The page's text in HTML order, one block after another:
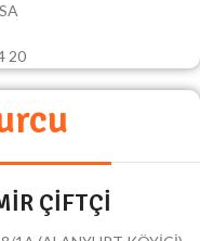
20
ÇİFTÇİ